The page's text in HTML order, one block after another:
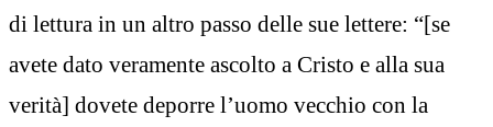
di lettura in un altro passo delle sue lettere: “[se
avete dato veramente ascolto a Cristo e alla sua
verità] dovete deporre l’uomo vecchio con la